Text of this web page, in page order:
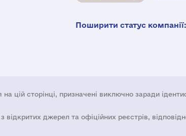
Поширити статус компанії:
цій сторінці, призначені виключно заради
відкритих джерел та офіційних реєстрів,